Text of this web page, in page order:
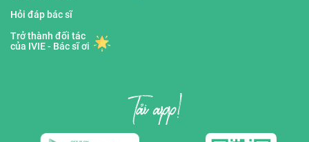
Hỏi đáp bác sĩ
Trở thành đối tác
của IVIE - Bác sĩ ơi